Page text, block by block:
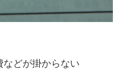
どが掛からない